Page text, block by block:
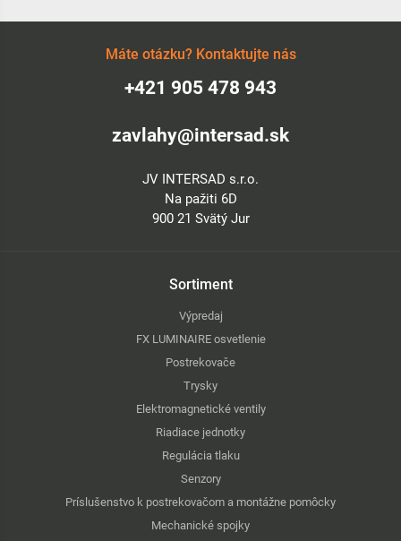
Máte otázku? Kontaktujte nás
+421 905 478 943
zavlahy@intersad.sk
JV INTERSAD s.r.o.
Na pažiti 6D
900 21 Svätý Jur
Sortiment
Výpredaj
FX LUMINAIRE osvetlenie
Postrekovače
Trysky
Elektromagnetické ventily
Riadiace jednotky
Regulácia tlaku
Senzory
Príslušenstvo k postrekovačom a montážne pomôcky
Mechanické spojky